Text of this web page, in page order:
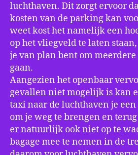
luchthaven. Dit zorgt ervoor
kosten van de parking kan
weet kost het namelijk een
op het vliegveld te laten
je van plan bent om
gaan.
Aangezien het openbaar
gevallen niet mogelijk is kan
taxi naar de luchthaven je
om je weg te brengen en
er natuurlijk ook niet op te
bagage mee te nemen in de